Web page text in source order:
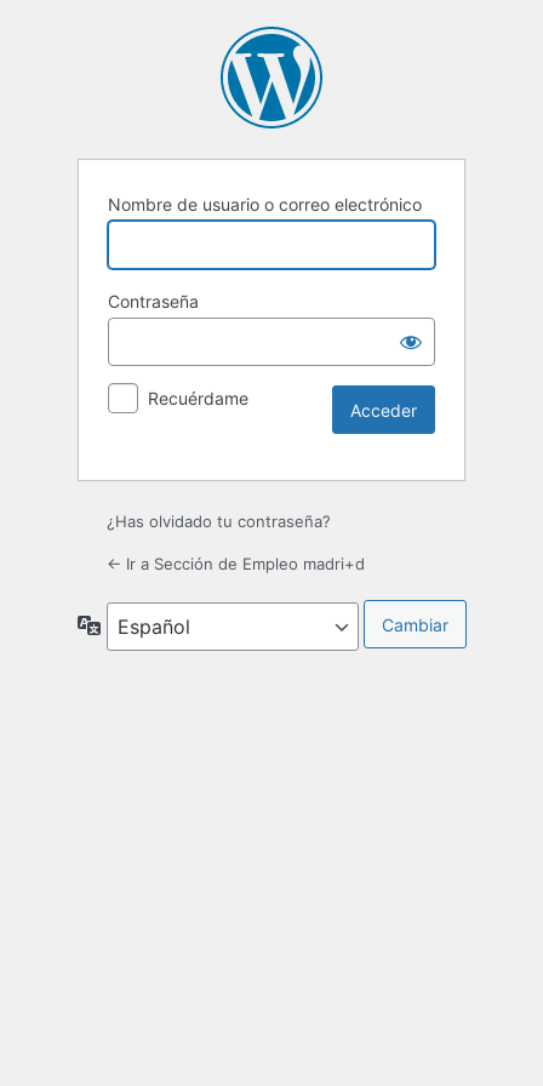
Nombre de usuario o correo electrónico
Contraseña
Recuérdame
¿Has olvidado tu contraseña?
← Ir a Sección de Empleo madri+d
Idioma